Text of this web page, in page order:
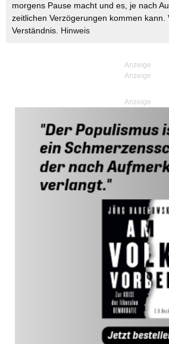
morgens Pause macht und es, je nach
zeitlichen Verzögerungen kommen kann.
Verständnis. Hinweis
Anzeige